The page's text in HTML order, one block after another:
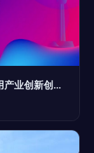
数字浪潮激荡西部 第一届西部数字化教育应用产业创新创业大赛决赛开幕